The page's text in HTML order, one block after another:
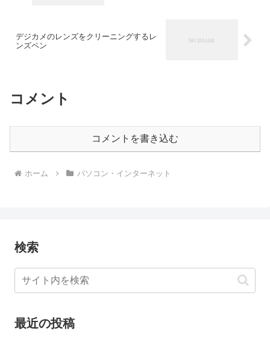
デジカメのレンズをクリーニングするレ
ンズペン
コメント
コメントを書き込む
ホーム パソコン・インターネット
検索
最近の投稿